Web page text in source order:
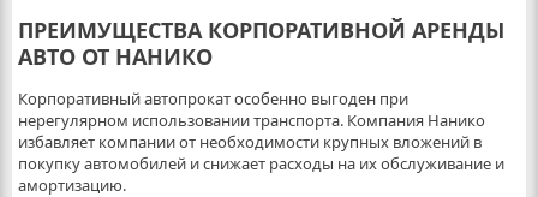
ПРЕИМУЩЕСТВА КОРПОРАТИВНОЙ АРЕНДЫ
АВТО ОТ НАНИКО
Корпоративный автопрокат особенно выгоден при
нерегулярном использовании транспорта. Компания Нанико
избавляет компании от необходимости крупных вложений в
покупку автомобилей и снижает расходы на их обслуживание и
амортизацию.